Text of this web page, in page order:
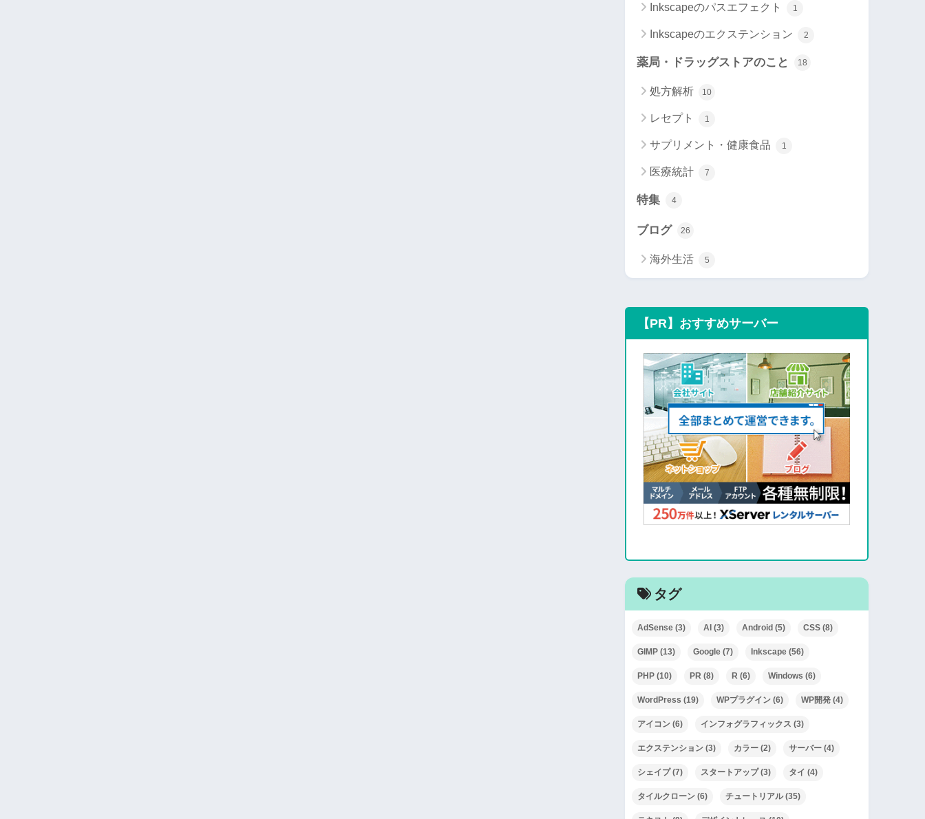
Inkscapeのパスエフェクト 1
Inkscapeのエクステンション 2
薬局・ドラッグストアのこと 18
処方解析 10
レセプト 1
サプリメント・健康食品 1
医療統計 7
特集 4
ブログ 26
海外生活 5
【PR】おすすめサーバー
タグ
AdSense (3) AI (3) Android (5) CSS (8)
GIMP (13) Google (7) Inkscape (56)
PHP (10) PR (8) R (6) Windows (6)
WordPress (19) WPプラグイン (6) WP開発 (4)
アイコン (6) インフォグラフィックス (3)
エクステンション (3) カラー (2) サーバー (4)
シェイプ(7) スタートアップ(3) タイ (4)
タイルクローン (6) チュートリアル(35)